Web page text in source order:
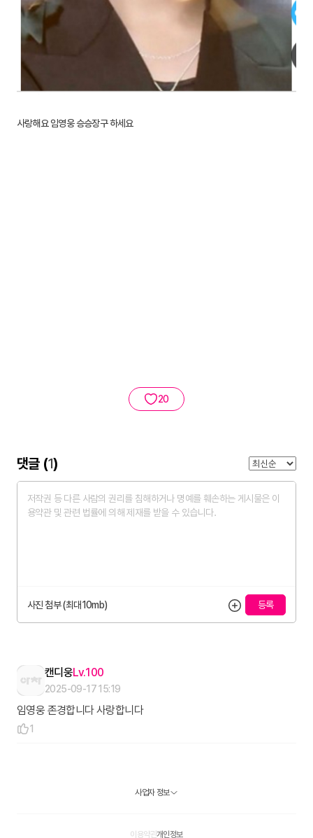
사랑해요 임영웅 승승장구 하세요
20
댓글 (1)
사진 첨부 (최대10mb)
캔디웅 100
2025-09-17 15:19
임영웅 존경합니다 사랑합니다
1
사업자 정보
이용약관개인정보